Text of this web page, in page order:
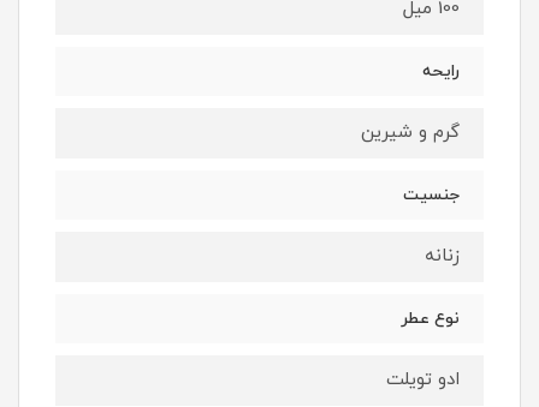
100 میل
رایحه
گرم و شيرين
جنسیت
زنانه
نوع عطر
ادو تویلت